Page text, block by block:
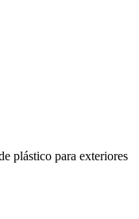
plástico para exteriores